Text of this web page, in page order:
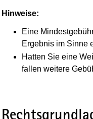
Hinweise:
Eine
Ergebnis im Sinne
Hatten Sie eine
fallen weitere